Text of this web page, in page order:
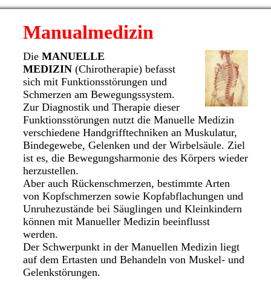
Manualmedizin
Die MANUELLE
MEDIZIN (Chirotherapie) befasst
sich mit Funktionsstörungen und
Schmerzen am Bewegungssystem.
Zur Diagnostik und Therapie dieser
Funktionsstörungen nutzt die Manuelle Medizin
verschiedene Handgrifftechniken an Muskulatur,
Bindegewebe, Gelenken und der Wirbelsäule. Ziel
ist es, die Bewegungsharmonie des Körpers wieder
herzustellen.
Aber auch Rückenschmerzen, bestimmte Arten
von Kopfschmerzen sowie Kopfabflachungen und
Unruhezustände bei Säuglingen und Kleinkindern
können mit Manueller Medizin beeinflusst
werden.
Der Schwerpunkt in der Manuellen Medizin liegt
auf dem Ertasten und Behandeln von Muskel- und
Gelenkstörungen.